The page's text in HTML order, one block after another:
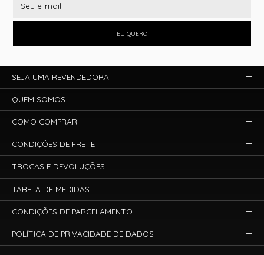
EU QUERO
SEJA UMA REVENDEDORA
QUEM SOMOS
COMO COMPRAR
CONDIÇÕES DE FRETE
TROCAS E DEVOLUÇÕES
TABELA DE MEDIDAS
CONDIÇÕES DE PARCELAMENTO
POLÍTICA DE PRIVACIDADE DE DADOS